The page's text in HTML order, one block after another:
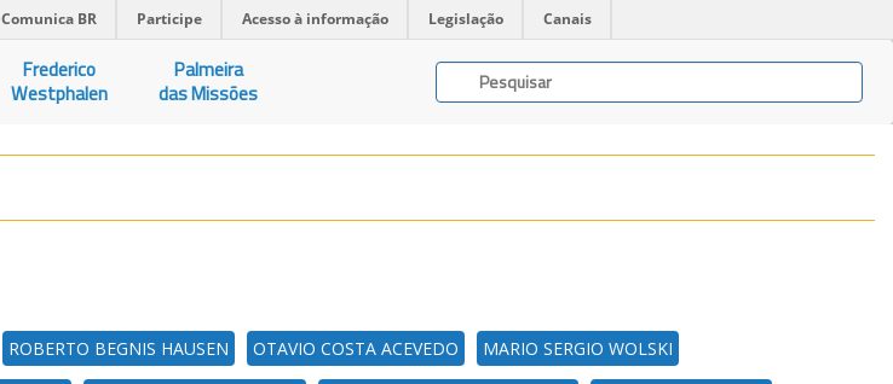
Comunica BR Participe Acesso à informação Legislação Canais
Frederico
Westphalen
Palmeira
das Missões
ROBERTO BEGNIS HAUSEN OTAVIO COSTA ACEVEDO MARIO SERGIO WOLSKI